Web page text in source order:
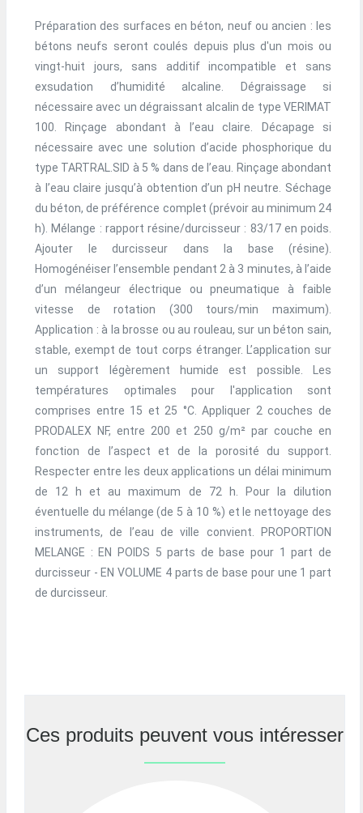
Préparation des surfaces en béton, neuf ou ancien : les
bétons neufs seront coulés depuis plus d'un mois ou
vingt-huit jours, sans additif incompatible et sans
exsudation d’humidité alcaline. Dégraissage si
nécessaire avec un dégraissant alcalin de type VERIMAT
100. Rinçage abondant à l’eau claire. Décapage si
nécessaire avec une solution d’acide phosphorique du
type TARTRAL.SID à 5 % dans de l’eau. Rinçage abondant
à l’eau claire jusqu’à obtention d’un pH neutre. Séchage
du béton, de préférence complet (prévoir au minimum 24
h). Mélange : rapport résine/durcisseur : 83/17 en poids.
Ajouter le durcisseur dans la base (résine).
Homogénéiser l’ensemble pendant 2 à 3 minutes, à l’aide
d’un mélangeur électrique ou pneumatique à faible
vitesse de rotation (300 tours/min maximum).
Application : à la brosse ou au rouleau, sur un béton sain,
stable, exempt de tout corps étranger. L’application sur
un support légèrement humide est possible. Les
températures optimales pour l'application sont
comprises entre 15 et 25 °C. Appliquer 2 couches de
PRODALEX NF, entre 200 et 250 g/m² par couche en
fonction de l’aspect et de la porosité du support.
Respecter entre les deux applications un délai minimum
de 12 h et au maximum de 72 h. Pour la dilution
éventuelle du mélange (de 5 à 10 %) et le nettoyage des
instruments, de l’eau de ville convient. PROPORTION
MELANGE : EN POIDS 5 parts de base pour 1 part de
durcisseur - EN VOLUME 4 parts de base pour une 1 part
de durcisseur.
Ces produits peuvent vous intéresser